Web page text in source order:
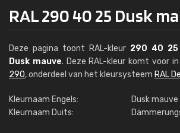
RAL 290 40 25 Dusk
Deze pagina toont RAL-kleur 290 40 25
Dusk mauve. Deze RAL-kleur komt voor
290, onderdeel van het kleursysteem RAL
Kleurnaam Engels:
Dusk mauve
Kleurnaam Duits: